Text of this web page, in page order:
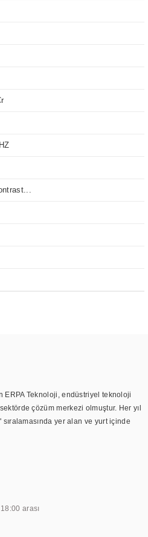
ERPA Teknoloji, endüstriyel teknoloji
çözüm merkezi olmuştur. Her yıl
yer alan ve yurt içinde
ürünlerde kullanmıştır. Günümüzde
totem, akıllı durak ekranı, araç içi
marin ekran, medikal ekran,
arası